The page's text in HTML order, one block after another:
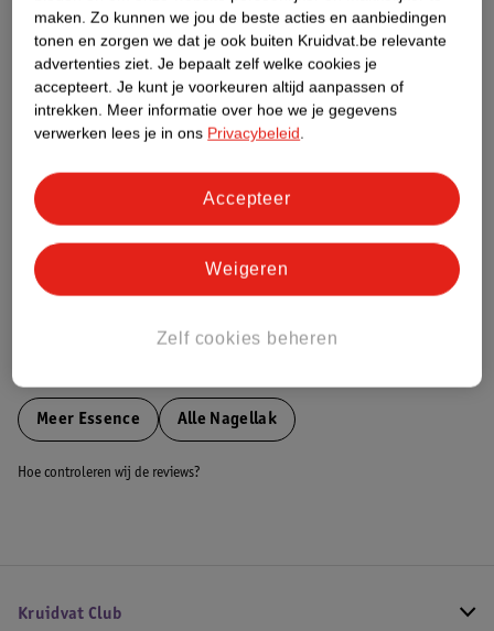
Etiketinformatie
Nature Impact Score
Impact Score.
Meer informatie
Bestel & Bezorginformatie
Meer Essence Alle Nagellak
Hoe controleren wij de reviews?
Kruidvat Club
maken. Zo kunnen we jou de beste acties en aanbiedingen
tonen en zorgen we dat je ook buiten Kruidvat.be relevante
advertenties ziet. Je bepaalt zelf welke cookies je
accepteert. Je kunt je voorkeuren altijd aanpassen of
intrekken. Meer informatie over hoe we je gegevens
verwerken lees je in ons Privacybeleid.
Zelf cookies beheren
Weigeren
Accepteer